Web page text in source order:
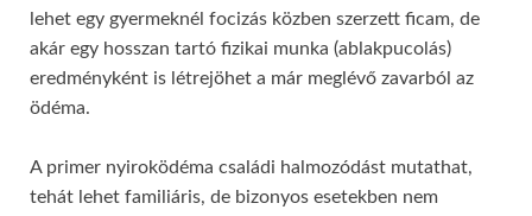
lehet egy gyermeknél focizás közben szerzett ficam, de
akár egy hosszan tartó fizikai munka (ablakpucolás)
eredményként is létrejöhet a már meglévő zavarból az
ödéma.
A primer nyiroködéma családi halmozódást mutathat,
tehát lehet familiáris, de bizonyos esetekben nem